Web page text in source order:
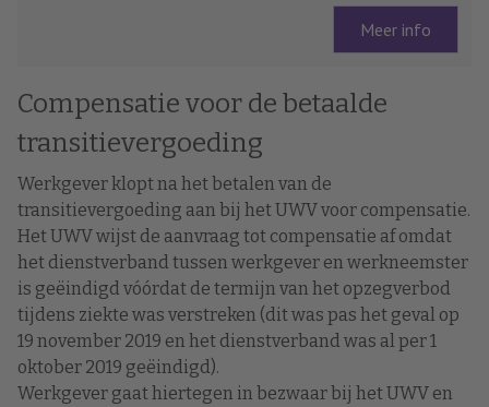
Meer info
Compensatie voor de betaalde
transitievergoeding
Werkgever klopt na het betalen van de
transitievergoeding aan bij het UWV voor compensatie.
Het UWV wijst de aanvraag tot compensatie af omdat
het dienstverband tussen werkgever en werkneemster
is geëindigd vóórdat de termijn van het opzegverbod
tijdens ziekte was verstreken (dit was pas het geval op
19 november 2019 en het dienstverband was al per 1
oktober 2019 geëindigd).
Werkgever gaat hiertegen in bezwaar bij het UWV en